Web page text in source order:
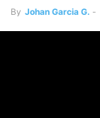
By Johan Garcia G. -